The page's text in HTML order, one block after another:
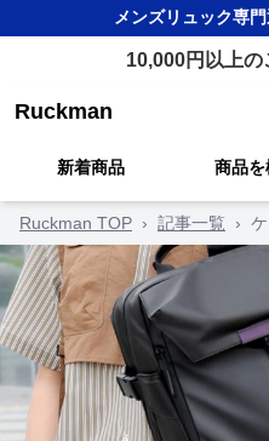
メンズリュック専
10,000円以上の
Ruckman
新着商品 商品を
Ruckman TOP › 記事一覧 ›